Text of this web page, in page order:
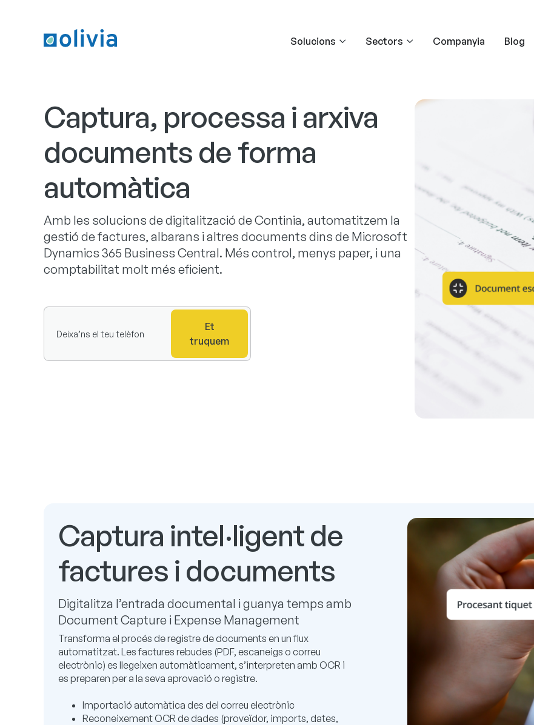
Solucions Sectors Companyia Blog
Captura, processa i arxiva
documents de forma
automàtica
Amb les solucions de digitalització de Continia, automatitzem la
gestió de factures, albarans i altres documents dins de Microsoft
Dynamics 365 Business Central. Més control, menys paper, i una
comptabilitat molt més eficient.
Et
truquem
Captura intel·ligent de
factures i documents
Digitalitza l’entrada documental i guanya temps amb
Document Capture i Expense Management
Transforma el procés de registre de documents en un flux
automatitzat. Les factures rebudes (PDF, escaneigs o correu
electrònic) es llegeixen automàticament, s’interpreten amb OCR i
es preparen per a la seva aprovació o registre.
Importació automàtica des del correu electrònic
Reconeixement OCR de dades (proveïdor, imports, dates,